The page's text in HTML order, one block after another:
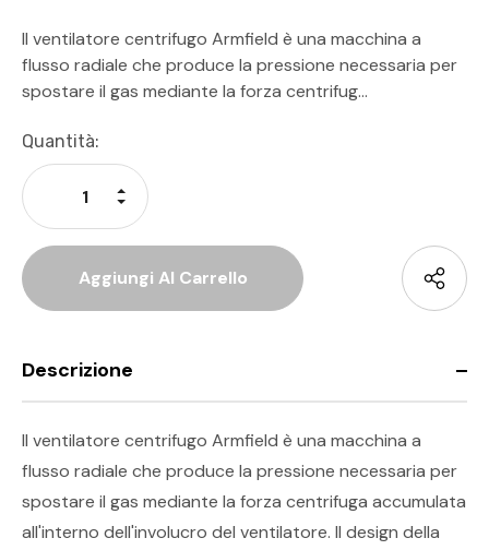
Il ventilatore centrifugo Armfield è una macchina a
flusso radiale che produce la pressione necessaria per
spostare il gas mediante la forza centrifug…
Disponibilità
Attuale:
Quantità:
Diminuisci La Quantità Di Undefined
Aumenta La Quantità Di Undefined
Descrizione
Il ventilatore centrifugo Armfield è una macchina a
flusso radiale che produce la pressione necessaria per
spostare il gas mediante la forza centrifuga accumulata
all'interno dell'involucro del ventilatore. Il design della